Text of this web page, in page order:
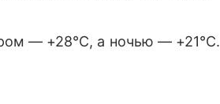
— +28°C, а ночью — +21°C.